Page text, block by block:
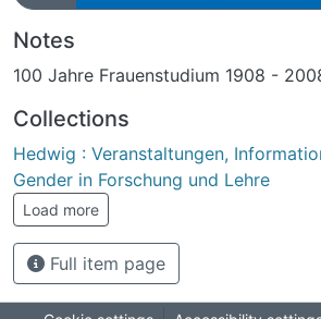
Notes
100 Jahre Frauenstudium 1908 -
Collections
Hedwig : Veranstaltungen,
Gender in Forschung und Lehre
Load more
Full item page